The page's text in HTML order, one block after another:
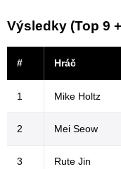
Výsledky (Top 9
# Hráč
1 Mike Holtz
2 Mei Seow
3 Rute Jin